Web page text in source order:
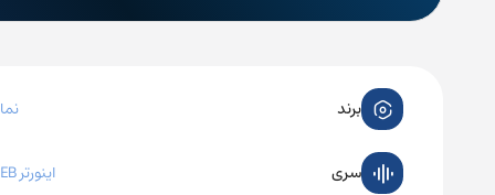
کلید حرارتی هیوندای
کلید حرارتی چینت
کلید
کلید
برند
سری اینورتر KEB سری F4